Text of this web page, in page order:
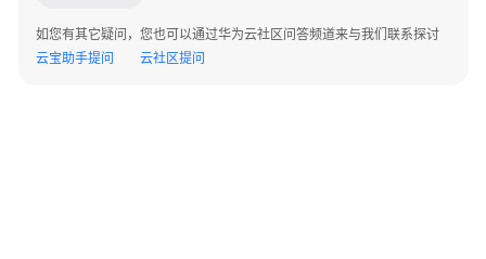
共
担
如您有其它疑问，您也可以通过华为云社区问答频道来与我们联系探讨
云宝助手提问
云社区提问